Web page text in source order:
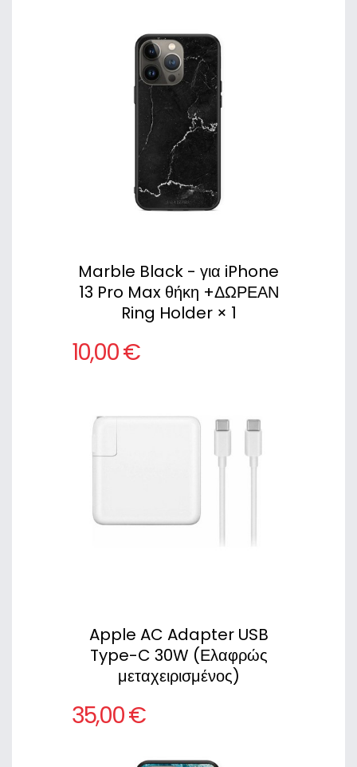
Marble Black - για iPhone
13 Pro Max θήκη +ΔΩΡΕΑΝ
Ring Holder × 1
10,00 €
Apple AC Adapter USB
Type-C 30W (Ελαφρώς
μεταχειρισμένος)
35,00 €